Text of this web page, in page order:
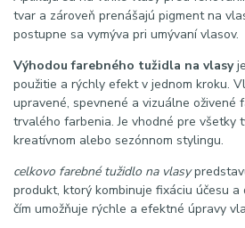
tvar a zároveň prenášajú pigment na
postupne sa vymýva pri umývaní vlasov.
Výhodou farebného tužidla na vlasy
použitie a rýchly efekt v jednom kroku.
upravené, spevnené a vizuálne oživené
trvalého farbenia. Je vhodné pre všetky
kreatívnom alebo sezónnom stylingu.
celkovo farebné tužidlo na vlasy
produkt, ktorý kombinuje fixáciu účesu a
čím umožňuje rýchle a efektné úpravy